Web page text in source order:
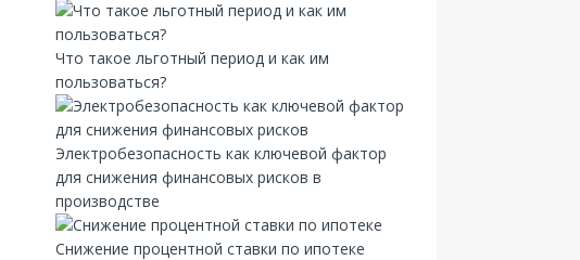
Что такое льготный период и как им
пользоваться?
Электробезопасность как ключевой фактор
для снижения финансовых рисков в
производстве
Снижение процентной ставки по ипотеке